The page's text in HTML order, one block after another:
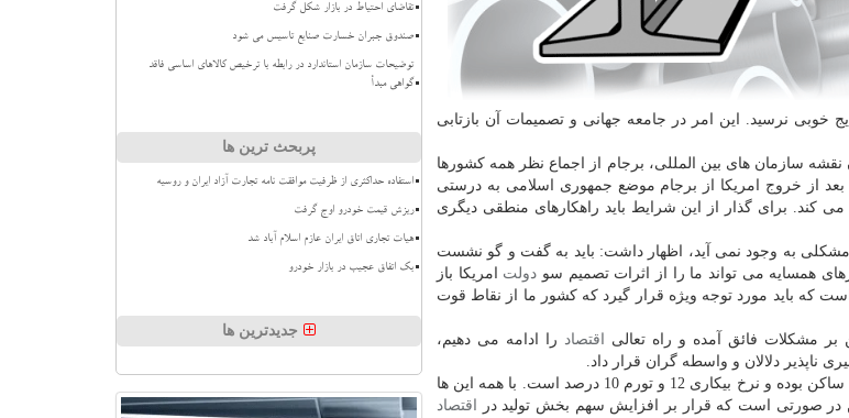
خوبی نرسید. این امر در جامعه جهانی و تصمیمات آن بازتابی
سازمان های بین المللی، برجام از اجماع نظر همه كشورها
بعد از خروج امریكا از برجام موضع جمهوری اسلامی به درستی
كند. برای گذار از این شرایط باید راهكارهای منطقی دیگری
مشكلی به وجود نمی آید، اظهار داشت: باید به گفت و گو نشست
همسایه می تواند ما را از اثرات تصمیم سو دولت امریكا باز
كه باید مورد توجه ویژه قرار گیرد كه كشور ما از نقاط قوت
بر مشكلات فائق آمده و راه تعالی
اقتصاد را ادامه می دهیم،
ناپذیر دلالان و واسطه گران قرار داد.
شافعی افزود: هم اكنون برپایه آمارها 60 میلیون نفر از جمعیت كشور در شهرها ساكن بوده و نرخ بیكاری 12 و تورم 10 درصد است. با همه این ها
صورتی است كه قرار بر افزایش سهم بخش تولید در
اقتصاد
تقاضای احتیاط در بازار شکل گرفت
صندوق جبران خسارت صنایع تاسیس می شود
توضیحات سازمان استاندارد در رابطه با ترخیص کالاهای اساسی فاقد
گواهی مبدأ
پربحث ترین ها
استفاده حداکثری از ظرفیت موافقت نامه تجارت آزاد ایران و روسیه
ریزش قیمت خودرو اوج گرفت
هیات تجاری اتاق ایران عازم اسلام آباد شد
بک اتفاق عجیب در بازار خودرو
جدیدترین ها